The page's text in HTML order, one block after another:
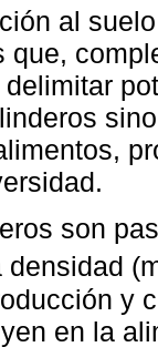
al
que,
son
y
en la